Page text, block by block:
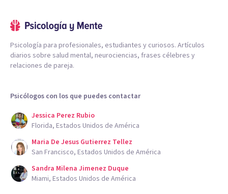
Psicología para profesionales, estudiantes y curiosos. Artículos
diarios sobre salud mental, neurociencias, frases célebres y
relaciones de pareja.
Psicólogos con los que puedes contactar
Jessica Perez Rubio
Florida, Estados Unidos de América
Maria De Jesus Gutierrez Tellez
San Francisco, Estados Unidos de América
Sandra Milena Jimenez Duque
Miami, Estados Unidos de América